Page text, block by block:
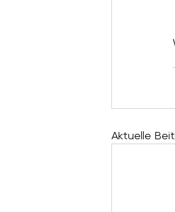
Aktuelle